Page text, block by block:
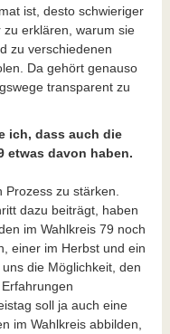
ist, desto schwieriger
erklären, warum sie
zu verschiedenen
Da gehört genauso
transparent zu
ich, dass auch die
etwas davon haben.
zu stärken.
dazu beiträgt, haben
im Wahlkreis 79 noch
einer im Herbst und ein
die Möglichkeit, den
soll ja auch eine
im Wahlkreis abbilden,